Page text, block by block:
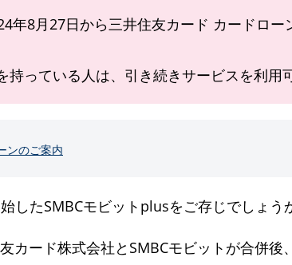
年8月27日から三井住友カード カードロ
っている人は、引き続きサービスを利用
ンのご案内
したSMBCモビットplusをご存じでしょう
カード株式会社とSMBCモビットが合併後